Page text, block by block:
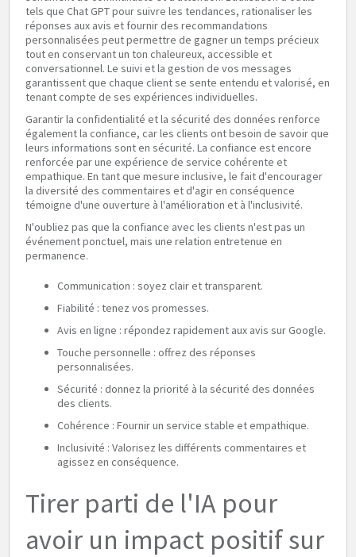
tels que Chat GPT pour suivre les tendances, rationaliser les
réponses aux avis et fournir des recommandations
personnalisées peut permettre de gagner un temps précieux
tout en conservant un ton chaleureux, accessible et
conversationnel. Le suivi et la gestion de vos messages
garantissent que chaque client se sente entendu et valorisé, en
tenant compte de ses expériences individuelles.
Garantir la confidentialité et la sécurité des données renforce
également la confiance, car les clients ont besoin de savoir que
leurs informations sont en sécurité. La confiance est encore
renforcée par une expérience de service cohérente et
empathique. En tant que mesure inclusive, le fait d'encourager
la diversité des commentaires et d'agir en conséquence
témoigne d'une ouverture à l'amélioration et à l'inclusivité.
N'oubliez pas que la confiance avec les clients n'est pas un
événement ponctuel, mais une relation entretenue en
permanence.
Communication : soyez clair et transparent.
Fiabilité : tenez vos promesses.
Avis en ligne : répondez rapidement aux avis sur Google.
Touche personnelle : offrez des réponses
personnalisées.
Sécurité : donnez la priorité à la sécurité des données
des clients.
Cohérence : Fournir un service stable et empathique.
Inclusivité : Valorisez les différents commentaires et
agissez en conséquence.
Tirer parti de l'IA pour
avoir un impact positif sur